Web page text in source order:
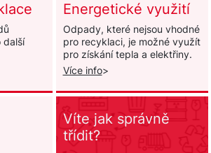
další
Energetické využití
Odpady, které nejsou vhodné
pro recyklaci, je možné využít
pro získání tepla a elektřiny.
Více info>
Víte jak správně
třídit?